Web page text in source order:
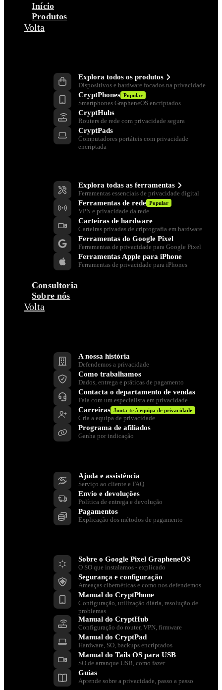
Início
Produtos
Volta
Explora todos os produtos
Dispositivos e hardware focados na privacidade
CryptPhones Popular
Smartphones GrapheneOS encriptados
CryptHubs
Routers de rede com privacidade segura
CryptPads
Computadores portáteis com privacidade
encriptada
Explora todas as ferramentas
Ferramentas essenciais de privacidade digital
Ferramentas de rede Popular
VPN e privacidade da rede
Carteiras de hardware
Carteiras privadas de criptografia em hardware
Ferramentas do Google Pixel
Ferramentas de privacidade para Google Pixel
Ferramentas Apple para iPhone
Ferramentas de privacidade para iPhones
Consultoria
Sobre nós
Volta
A nossa história
Defendemos a privacidade
Como trabalhamos
Dados, entrega e práticas de pagamento
Contacta o departamento de vendas
Fala com um especialista em privacidade
Carreiras Junta-te à equipa de privacidade
Cria a equipa de privacidade
Programa de afiliados
Ganha por indicação
Ajuda e assistência
Serviço ao cliente e FAQ
Envio e devoluções
Política de entrega e devolução
Pagamentos
Explicação dos métodos de pagamento
Sobre o Google Pixel GrapheneOS
O SO que instalamos - explicado
Segurança e configuração
Ameaças cibernéticas e como nos defendemos
Manual do CryptPhone
Configuração, utilização diária, resolução de
problemas
Manual do CryptHub
Configuração do router, VPN, firmware
Manual do CryptPad
Hardware, SO, backups encriptados
Manual do Tails OS para USB
SO de arranque USB, como fazer
Guias
Aprende sobre a privacidade, passo a passo